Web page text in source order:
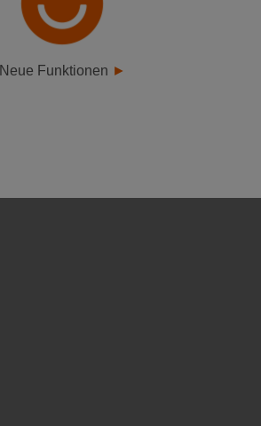
Neue Funktionen